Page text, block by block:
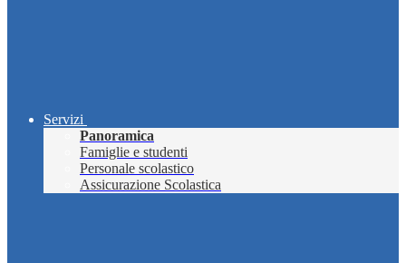
Servizi
Panoramica
Famiglie e studenti
Personale scolastico
Assicurazione Scolastica